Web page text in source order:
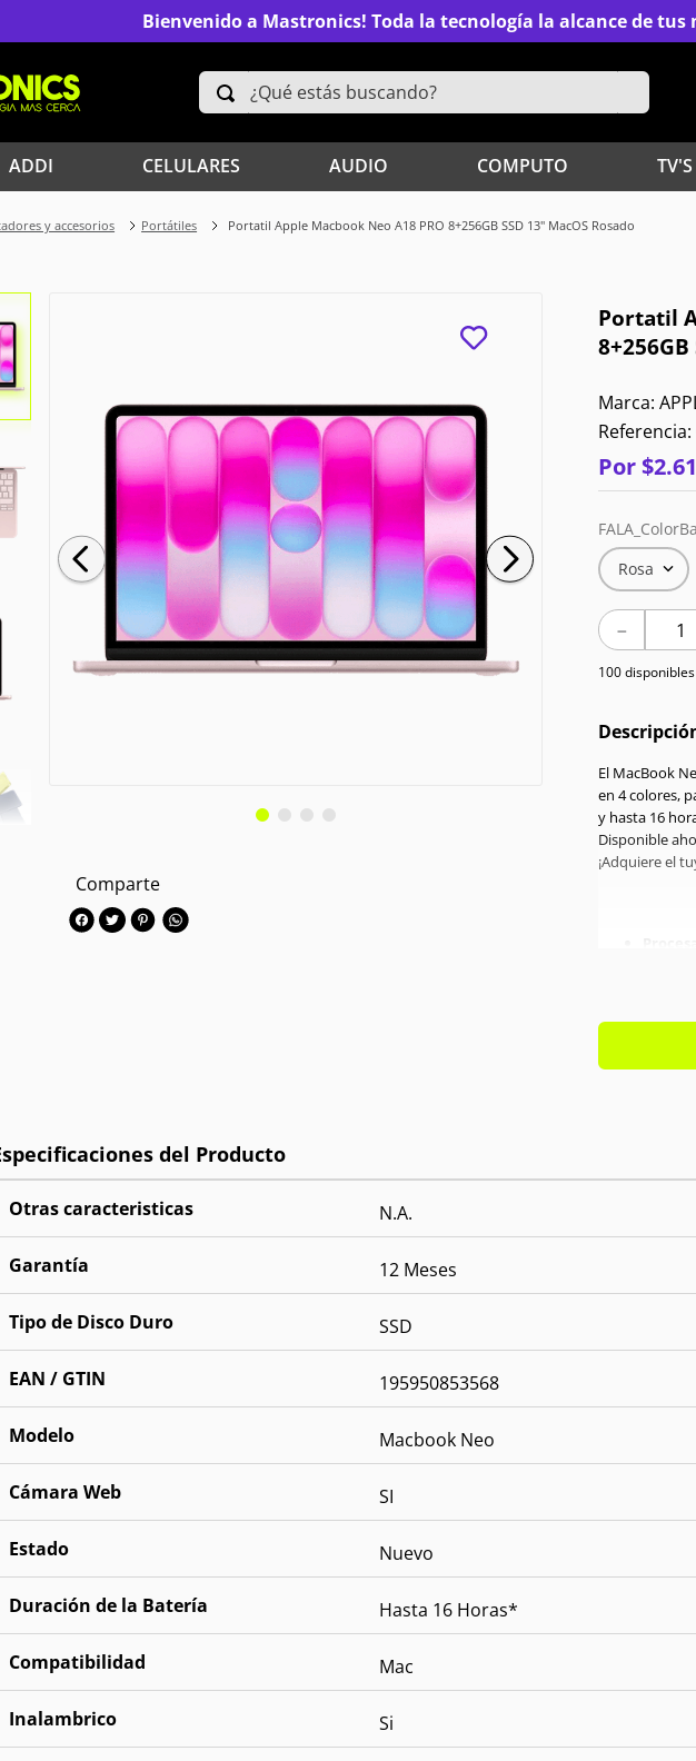
Bienvenido a Mastronics! Toda la tecnología la alcance de tus
¿Qué estás buscando?
ADDI CELULARES AUDIO COMPUTO TV'S
y accesorios Portátiles Portatil Apple Macbook Neo A18 PRO 8+256GB SSD 13" MacOS Rosado
Comparte
Portatil
8+256GB
Referencia:
Por$2.
Rosa
－
100 disponibles
El MacBook
en 4 colores,
y hasta 16
Disponible
¡Adquiere el
Otras caracteristicas N.A.
Garantía 12 Meses
Tipo de Disco Duro SSD
EAN / GTIN 195950853568
Modelo Macbook Neo
Cámara Web SI
Estado Nuevo
Duración de la Batería Hasta 16 Horas*
Compatibilidad Mac
Inalambrico Si
TÉRMINOS MÁS BUSCADOS
2.
Xiaomi
S25 Ultra
10 Audífonos